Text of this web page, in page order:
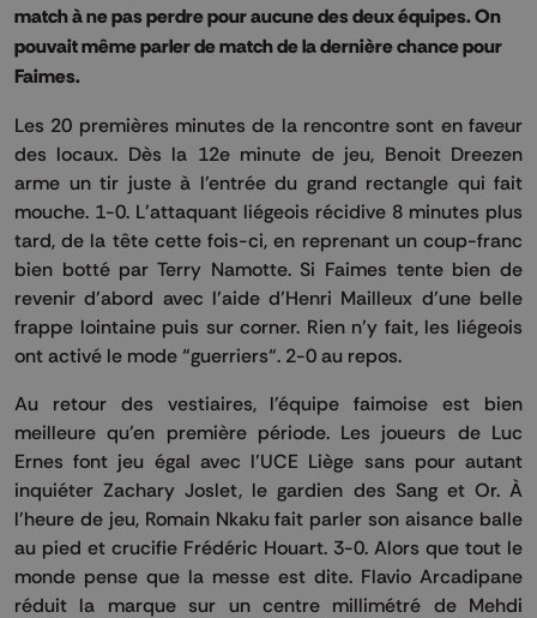
match à ne pas perdre pour aucune des deux équipes. On
pouvait même parler de match de la dernière chance pour
Faimes.
Les 20 premières minutes de la rencontre sont en faveur
des locaux. Dès la 12e minute de jeu, Benoit Dreezen
arme un tir juste à l’entrée du grand rectangle qui fait
mouche. 1-0. L’attaquant liégeois récidive 8 minutes plus
tard, de la tête cette fois-ci, en reprenant un coup-franc
bien botté par Terry Namotte. Si Faimes tente bien de
revenir d’abord avec l’aide d’Henri Mailleux d’une belle
frappe lointaine puis sur corner. Rien n’y fait, les liégeois
ont activé le mode “guerriers“. 2-0 au repos.
Au retour des vestiaires, l'équipe faimoise est bien
meilleure qu’en première période. Les joueurs de Luc
Ernes font jeu égal avec l’UCE Liège sans pour autant
inquiéter Zachary Joslet, le gardien des Sang et Or. À
l’heure de jeu, Romain Nkaku fait parler son aisance balle
au pied et crucifie Frédéric Houart. 3-0. Alors que tout le
monde pense que la messe est dite. Flavio Arcadipane
réduit la marque sur un centre millimétré de Mehdi